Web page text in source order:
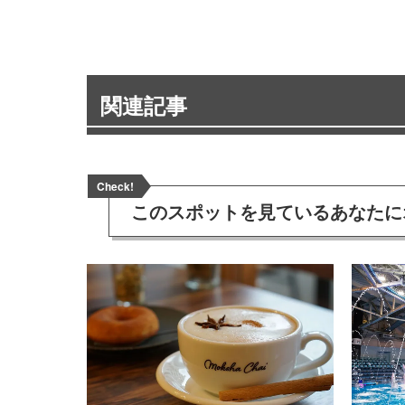
関連記事
Check!
このスポットを見ているあなた